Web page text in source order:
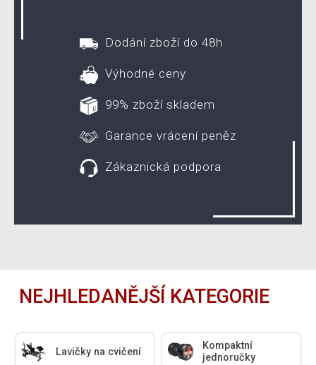
Dodání zboží do 48h
Výhodné ceny
99% zboží skladem
Garance vrácení peněz
Zákaznická podpora
NEJHLEDANĚJŠÍ KATEGORIE
Lavičky na cvičení
Kompaktní
jednoručky